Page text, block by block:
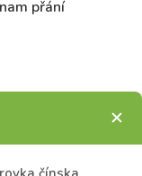
přání